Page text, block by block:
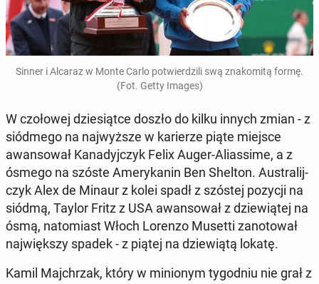
Sinner i Alcaraz w Monte Carlo po­twier­dzi­li swą zna­ko­mi­tą formę.
(Fot. Getty Images)
W czo­ło­wej dzie­siąt­ce doszło do kilku innych zmian - z
siód­me­go na naj­wyż­sze w ka­rie­rze piąte miejsce
awan­so­wał Ka­na­dyj­czyk Felix Auger-Alias­si­me, a z
ósmego na szóste Ame­ry­ka­nin Ben Shelton. Au­stra­lij­
czyk Alex de Minaur z kolei spadł z szóstej pozycji na
siódmą, Taylor Fritz z USA awan­so­wał z dzie­wią­tej na
ósmą, na­to­miast Włoch Lorenzo Musetti za­no­to­wał
naj­więk­szy spadek - z piątej na dzie­wią­tą lokatę.
Kamil Maj­chrzak, który w mi­nio­nym ty­go­dniu nie grał z